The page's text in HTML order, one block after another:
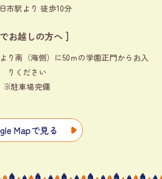
市駅より 徒歩10分
お越しの方へ ]
り南（海側）に50ｍの学園正門からお入
りください
※駐車場完備
Mapで見る